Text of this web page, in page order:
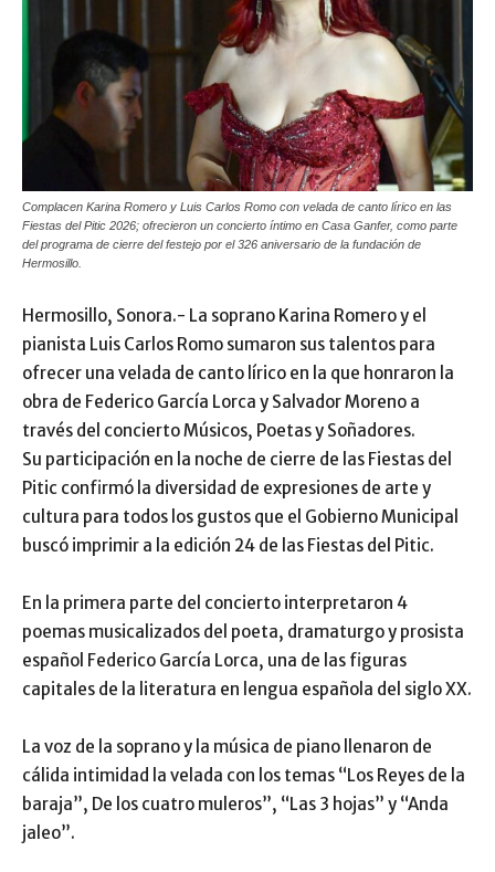
Complacen Karina Romero y Luis Carlos Romo con velada de canto lírico en las
Fiestas del Pitic 2026; ofrecieron un concierto íntimo en Casa Ganfer, como parte
del programa de cierre del festejo por el 326 aniversario de la fundación de
Hermosillo.
Hermosillo, Sonora.- La soprano Karina Romero y el
pianista Luis Carlos Romo sumaron sus talentos para
ofrecer una velada de canto lírico en la que honraron la
obra de Federico García Lorca y Salvador Moreno a
través del concierto Músicos, Poetas y Soñadores.
Su participación en la noche de cierre de las Fiestas del
Pitic confirmó la diversidad de expresiones de arte y
cultura para todos los gustos que el Gobierno Municipal
buscó imprimir a la edición 24 de las Fiestas del Pitic.
En la primera parte del concierto interpretaron 4
poemas musicalizados del poeta, dramaturgo y prosista
español Federico García Lorca, una de las figuras
capitales de la literatura en lengua española del siglo XX.
La voz de la soprano y la música de piano llenaron de
cálida intimidad la velada con los temas “Los Reyes de la
baraja”, De los cuatro muleros”, “Las 3 hojas” y “Anda
jaleo”.